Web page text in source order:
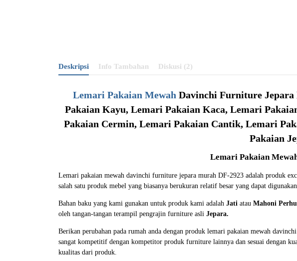
Deskripsi Info Tambahan Diskusi (2)
Lemari Pakaian Mewah Davinchi Furniture
Pakaian Kayu, Lemari Pakaian Kaca, Lemari
Pakaian Cermin, Lemari Pakaian Cantik, Lemari
Pakaian
Lemari Pakaian
Lemari pakaian mewah davinchi furniture jepara murah DF-2923 adalah produk
salah satu produk mebel yang biasanya berukuran relatif besar yang dapat
Bahan baku yang kami gunakan untuk produk kami adalah Jati atau Mahoni
oleh tangan-tangan terampil pengrajin furniture asli Jepara.
Berikan perubahan pada rumah anda dengan produk lemari pakaian mewah
sangat kompetitif dengan kompetitor produk furniture lainnya dan sesuai dengan
kualitas dari produk.